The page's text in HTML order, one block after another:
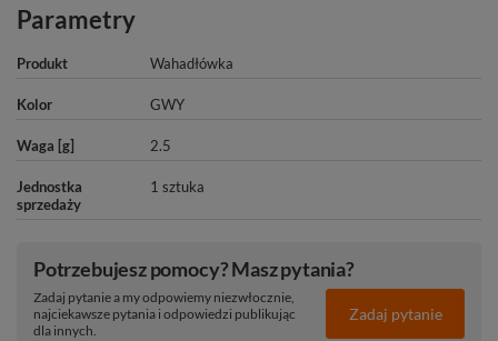
Parametry
Produkt Wahadłówka
Kolor GWY
Waga [g] 2.5
Jednostka
sprzedaży
1 sztuka
Potrzebujesz pomocy? Masz pytania?
Zadaj pytanie a my odpowiemy niezwłocznie,
najciekawsze pytania i odpowiedzi publikując
dla innych.
Zadaj pytanie